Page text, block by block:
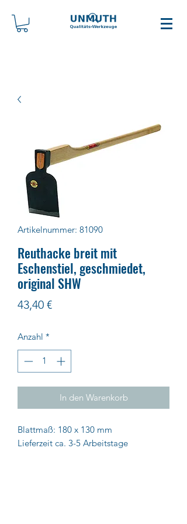
Artikelnummer: 81090
Reuthacke breit mit
Eschenstiel, geschmiedet,
original SHW
43,40 €Preis
Anzahl *
In den Warenkorb
Blattmaß: 180 x 130 mm
Lieferzeit ca. 3-5 Arbeitstage